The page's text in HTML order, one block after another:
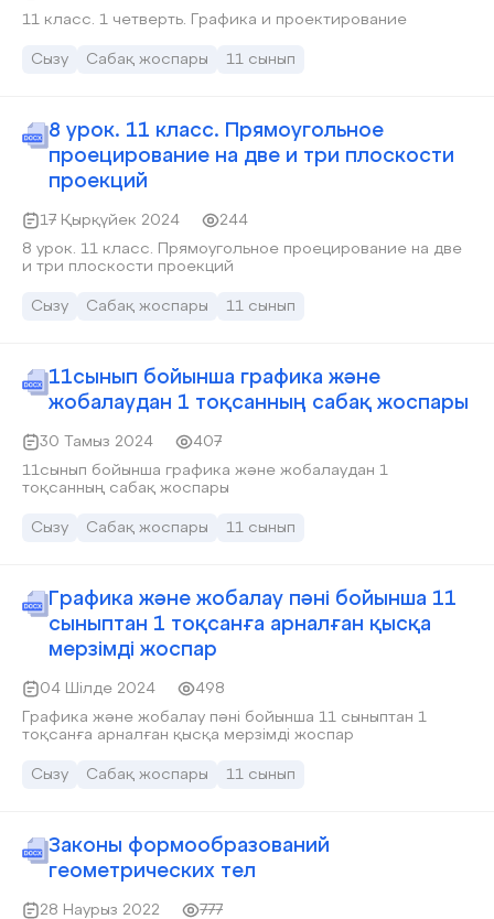
11 класс. 1 четверть. Графика и проектирование
Сызу Сабақ жоспары 11 сынып
8 урок. 11 класс. Прямоугольное
проецирование на две и три плоскости
проекций
17 Қырқүйек 2024
244
8 урок. 11 класс. Прямоугольное проецирование на две
и три плоскости проекций
Сызу Сабақ жоспары 11 сынып
11сынып бойынша графика және
жобалаудан 1 тоқсанның сабақ жоспары
30 Тамыз 2024
407
11сынып бойынша графика және жобалаудан 1
тоқсанның сабақ жоспары
Сызу Сабақ жоспары 11 сынып
Графика және жобалау пәні бойынша 11
сыныптан 1 тоқсанға арналған қысқа
мерзімді жоспар
04 Шілде 2024
498
Графика және жобалау пәні бойынша 11 сыныптан 1
тоқсанға арналған қысқа мерзімді жоспар
Сызу Сабақ жоспары 11 сынып
Законы формообразований
геометрических тел
28 Наурыз 2022 777